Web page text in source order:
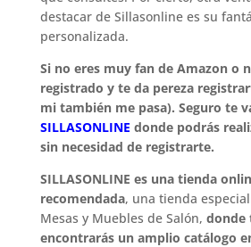
destacar de Sillasonline es su
personalizada.
Si no eres muy fan de Amazon o
registrado y te da pereza
mi también me pasa). Seguro te
SILLASONLINE donde podrás
sin necesidad de registrarte.
SILLASONLINE es una tienda
recomendada, una tienda
Mesas y Muebles de Salón, donde
encontrarás un amplio catálogo